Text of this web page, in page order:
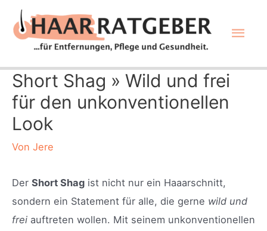
Inhalt
springen
Short Shag » Wild und frei
für den unkonventionellen
Look
Von Jere
Der Short Shag ist nicht nur ein Haaarschnitt,
sondern ein Statement für alle, die gerne wild und
frei auftreten wollen. Mit seinem unkonventionellen